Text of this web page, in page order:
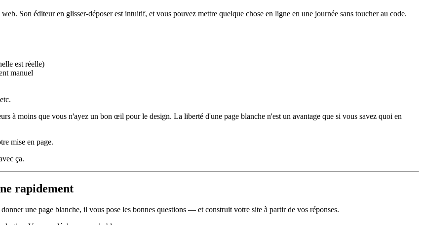
Son éditeur en glisser-déposer est intuitif, et vous pouvez mettre quelque chose en ligne en une journée sans toucher au code.
est réelle)
manuel
à moins que vous n'ayez un bon œil pour le design. La liberté d'une page blanche n'est un avantage que si vous savez quoi en
mise en page.
ça.
rapidement
une page blanche, il vous pose les bonnes questions — et construit votre site à partir de vos réponses.